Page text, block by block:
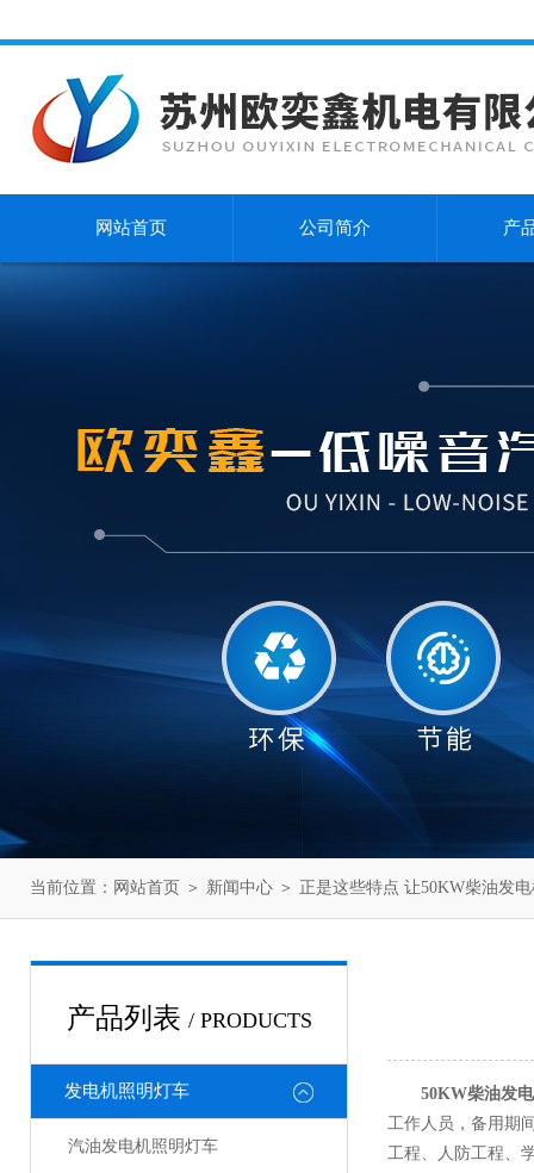
网站首页 公司简介 产
当前位置： 网站首页 ＞ 新闻中心 ＞ 正是这些特点 让50KW柴油发
产品列表 / PRODUCTS
发电机照明灯车
汽油发电机照明灯车
50KW柴油发
工作人员，备用期
工程、人防工程、